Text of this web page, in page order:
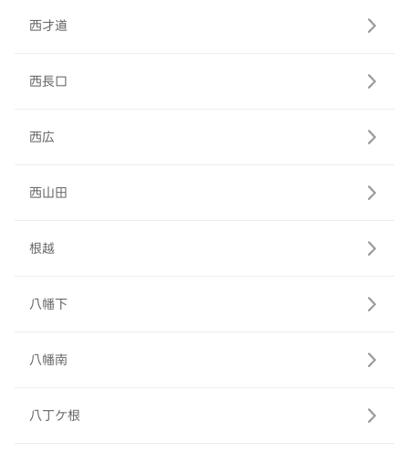
西才道
西長口
西広
西山田
根越
八幡下
八幡南
八丁ケ根